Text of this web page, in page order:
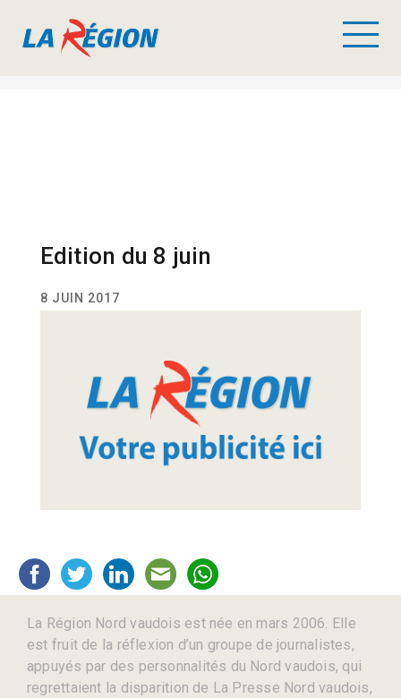
Edition du 8 juin
8 JUIN 2017
La Région Nord vaudois est née en mars 2006. Elle
est fruit de la réflexion d’un groupe de journalistes,
appuyés par des personnalités du Nord vaudois, qui
regrettaient la disparition de La Presse Nord vaudois,